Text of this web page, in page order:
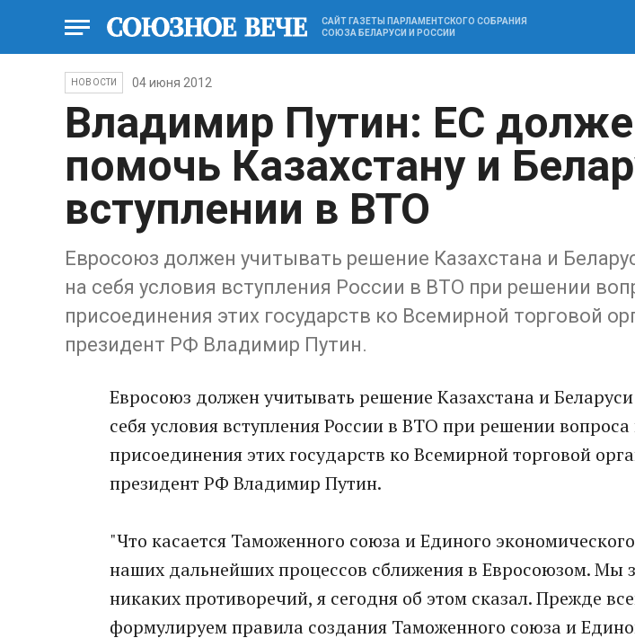
САЙТ ГАЗЕТЫ ПАРЛАМЕНТСКОГО СОБРАНИЯ
СОЮЗА БЕЛАРУСИ И РОССИИ
НОВОСТИ 04 июня 2012
Владимир Путин: ЕС
помочь Казахстану и
вступлении в ВТО
Евросоюз должен учитывать решение Казахстана и
на себя условия вступления России в ВТО при решении
присоединения этих государств ко Всемирной торговой
президент РФ Владимир Путин.
Евросоюз должен учитывать решение Казахстана и
себя условия вступления России в ВТО при решении
присоединения этих государств ко Всемирной торговой
президент РФ Владимир Путин.
"Что касается Таможенного союза и Единого
наших дальнейших процессов сближения в Евросоюзом. Мы
никаких противоречий, я сегодня об этом сказал. Прежде
формулируем правила создания Таможенного союза и